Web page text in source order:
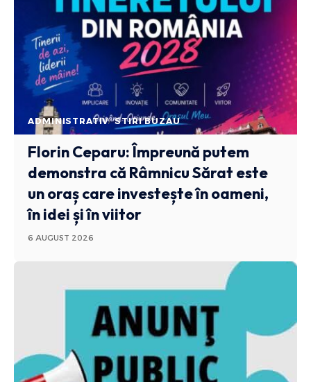
ADMINISTRATIV STIRI BUZAU
Florin Ceparu: Împreună putem
demonstra că Râmnicu Sărat este
un oraș care investește în oameni,
în idei și în viitor
6 AUGUST 2026